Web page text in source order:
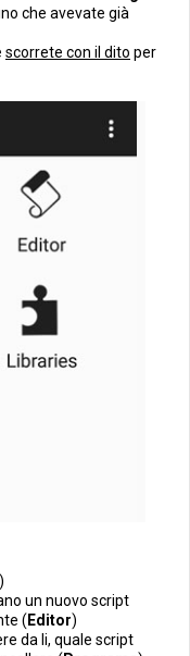
che avevate già
scorrete con il dito per
)
un nuovo script
( Editor)
da li, quale script